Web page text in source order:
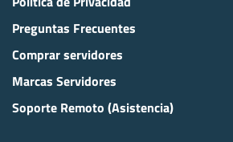
Preguntas Frecuentes
Comprar servidores
Marcas Servidores
Soporte Remoto (Asistencia)